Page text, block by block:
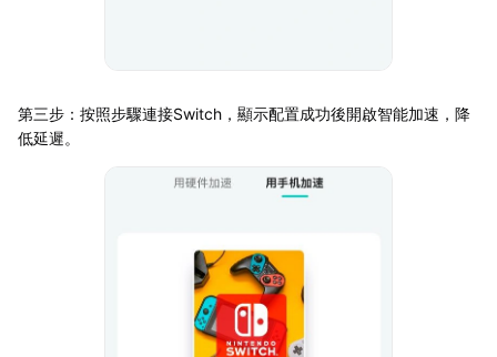
第三步：按照步驟連接Switch，顯示配置成功後開啟智能加速，降
低延遲。